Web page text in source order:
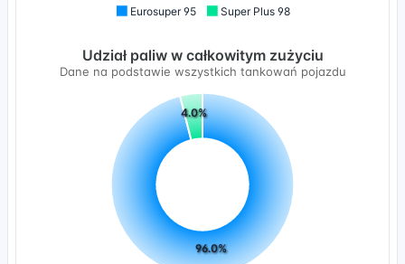
Eurosuper 95 Super Plus 98
96.0%
4.0%
Udział paliw w całkowitym zużyciu
Dane na podstawie wszystkich tankowań pojazdu